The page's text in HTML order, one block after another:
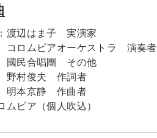
渡辺はま子 実演家
コロムビアオーケストラ 演奏者
國民合唱團 その他
野村俊夫 作詞者
明本京静 作曲者
ムビア（個人吹込）